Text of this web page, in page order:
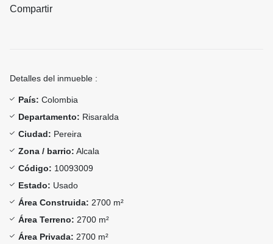
Compartir
Detalles del inmueble :
País: Colombia
Departamento: Risaralda
Ciudad: Pereira
Zona / barrio: Alcala
Código: 10093009
Estado: Usado
Área Construida: 2700 m²
Área Terreno: 2700 m²
Área Privada: 2700 m²